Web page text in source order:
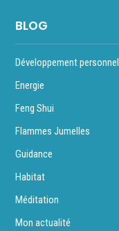
BLOG
Développement personnel
Energie
Feng Shui
Flammes Jumelles
Guidance
Habitat
Méditation
Mon actualité